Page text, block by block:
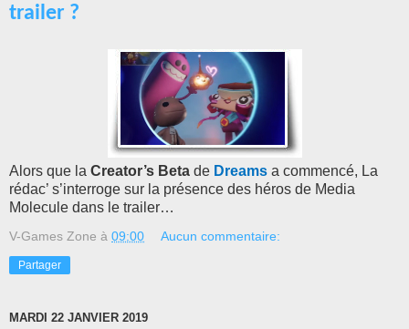
trailer ?
Alors que la Creator’s Beta de Dreams a commencé, La
rédac’ s’interroge sur la présence des héros de Media
Molecule dans le trailer…
V-Games Zone à 09:00 Aucun commentaire:
Partager
MARDI 22 JANVIER 2019